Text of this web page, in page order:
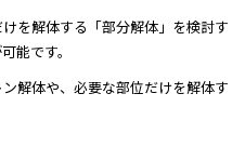
を解体する「部分解体」を検討す
能です。
解体や、必要な部位だけを解体す